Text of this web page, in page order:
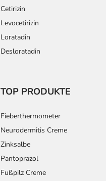
Cetirizin
Levocetirizin
Loratadin
Desloratadin
TOP PRODUKTE
Fieberthermometer
Neurodermitis Creme
Zinksalbe
Pantoprazol
Fußpilz Creme